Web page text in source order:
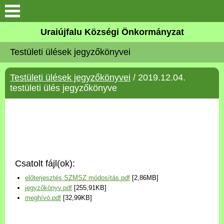
Köszöntő
Elérhetőségek
Uraiújfalu
Választási információk
Versenyképes Járások
Uraiújfalu Községi Önkormányzat
Testületi ülések jegyzőkönyvei
Testületi ülések jegyzőkönyvei / 2019.12.04.
testületi ülés jegyzőkönyve
Csatolt fájl(ok):
előterjesztés SZMSZ módosítás.pdf [2,86MB]
jegyzőkönyv.pdf [255,91KB]
meghívó.pdf [32,99KB]